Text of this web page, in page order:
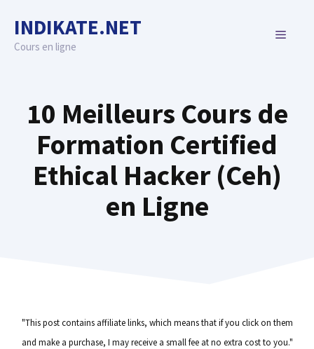
content
INDIKATE.NET
Cours en ligne
MENU
10 Meilleurs Cours de
Formation Certified
Ethical Hacker (Ceh)
en Ligne
"This post contains affiliate links, which means that if you click on them
and make a purchase, I may receive a small fee at no extra cost to you."